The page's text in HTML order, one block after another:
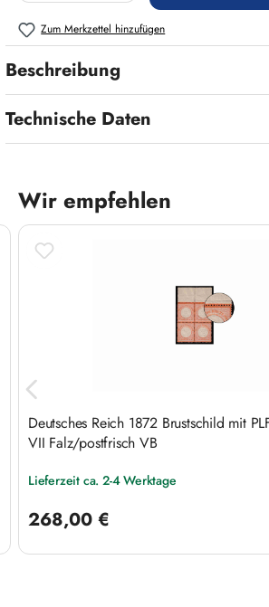
Zum Merkzettel hinzufügen
Beschreibung
Technische Daten
Wir empfehlen
Produktgalerie überspringen
Deutsches Reich 1872 Brustschild mit
VII Falz/postfrisch VB
Lieferzeit ca. 2-4 Werktage
268,00 €